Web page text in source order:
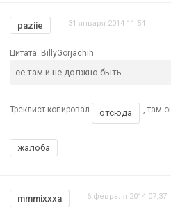
paziie 31 января 2014 11:54
Цитата: BillyGorjachih
ее там и не должно быть...
Треклист копировал отсюда , там
жалоба
mmmixxxa 6 февраля 2014 07:37